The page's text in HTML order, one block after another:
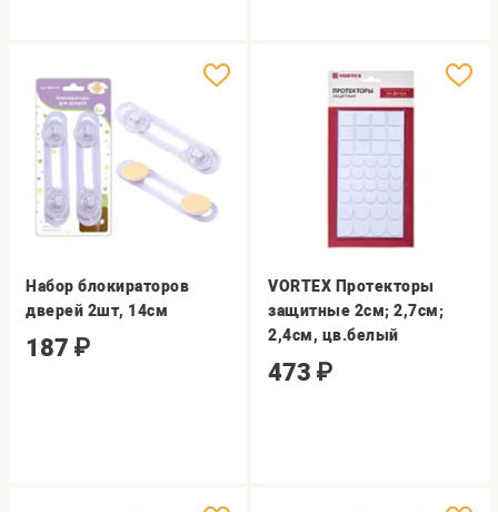
Набор блокираторов
дверей 2шт, 14см
187 ₽
VORTEX Протекторы
защитные 2см; 2,7см;
2,4см, цв.белый
473 ₽